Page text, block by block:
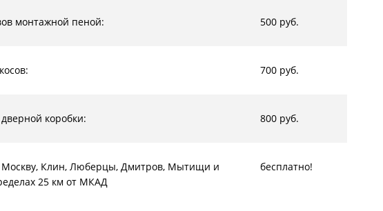
монтажной пеной: 500 руб.
700 руб.
коробки: 800 руб.
Москву, Клин, Люберцы, Дмитров, Мытищи и
25 км от МКАД
бесплатно!